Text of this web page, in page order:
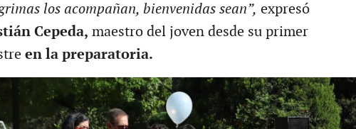
los acompañan, bienvenidas sean”, expresó
Cepeda, maestro del joven desde su primer
en la preparatoria.